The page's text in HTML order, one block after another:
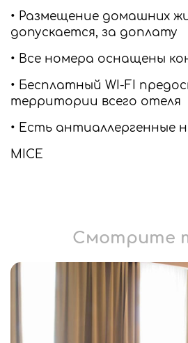
• Размещение домашних
допускается, за доплату
• Все номера оснащены
• Бесплатный WI-FI
территории всего отеля
• Есть антиаллергенные
MICE
Смотрите